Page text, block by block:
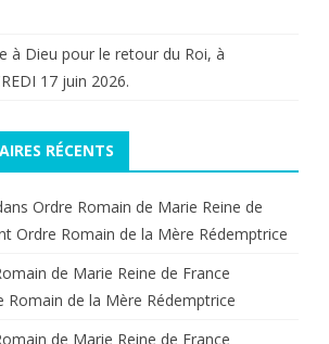
à Dieu pour le retour du Roi, à
17 juin 2026.
RÉCENTS
Ordre Romain de Marie Reine de
Ordre Romain de la Mère Rédemptrice
de Marie Reine de France
Romain de la Mère Rédemptrice
de Marie Reine de France